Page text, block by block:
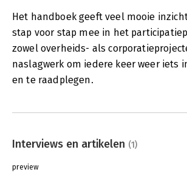
Het handboek geeft veel mooie
stap voor stap mee in het
zowel overheids- als
naslagwerk om iedere keer weer iets
en te raadplegen.
Interviews en artikelen (1)
preview